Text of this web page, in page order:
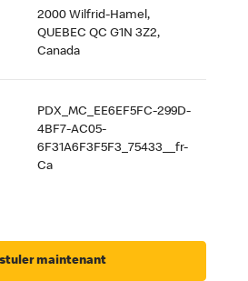
2000 Wilfrid-Hamel,
QUEBEC QC G1N 3Z2,
Canada
PDX_MC_EE6EF5FC-299D-
4BF7-AC05-
6F31A6F3F5F3_75433__fr-
Ca
maintenant